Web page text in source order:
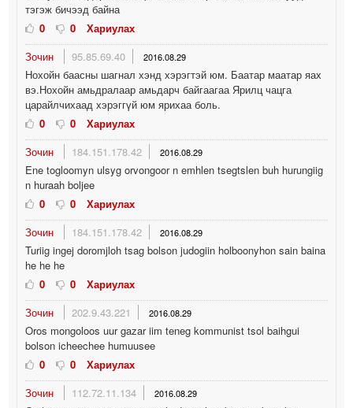
тэгэж бичээд байна
0
0
Хариулах
Зочин
95.85.69.40 2016.08.29
Нохойн баасны шагнал хэнд хэрэгтэй юм. Баатар маатар яах
вэ.Нохойн амьдралаар амьдарч байгаагаа Ярилц чацга
царайлчихаад хэрэггүй юм ярихаа боль.
0
0
Хариулах
Зочин
184.151.178.42 2016.08.29
Ene togloomyn ulsyg orvongoor n emhlen tsegtslen buh hurungiig
n huraah boljee
0
0
Хариулах
Зочин
184.151.178.42 2016.08.29
Turiig ingej doromjloh tsag bolson judogiin holboonyhon sain baina
he he he
0
0
Хариулах
Зочин
202.9.43.221 2016.08.29
Oros mongoloos uur gazar iim teneg kommunist tsol baihgui
bolson icheechee humuusee
0
0
Хариулах
Зочин
112.72.11.134 2016.08.29